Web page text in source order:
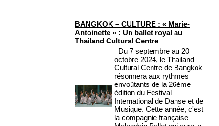
BANGKOK – CULTURE : « Marie-
Antoinette » : Un ballet royal au
Thailand Cultural Centre
Du 7 septembre au 20
octobre 2024, le Thailand
Cultural Centre de Bangkok
résonnera aux rythmes
envoûtants de la 26ème
édition du Festival
International de Danse et de
Musique. Cette année, c'est
la compagnie française